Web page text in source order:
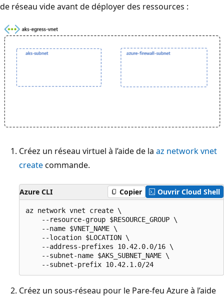
de réseau vide avant de déployer des ressources :
Créez un réseau virtuel à l’aide de la az network vnet
createcommande.
Azure CLI Copier Ouvrir Cloud Shell
az network vnet create \
    --resource-group $RESOURCE_GROUP \
    --name $VNET_NAME \
    --location $LOCATION \
    --address-prefixes 10.42.0.0/16 \
    --subnet-name $AKS_SUBNET_NAME \
Créez un sous-réseau pour le Pare-feu Azure à l’aide